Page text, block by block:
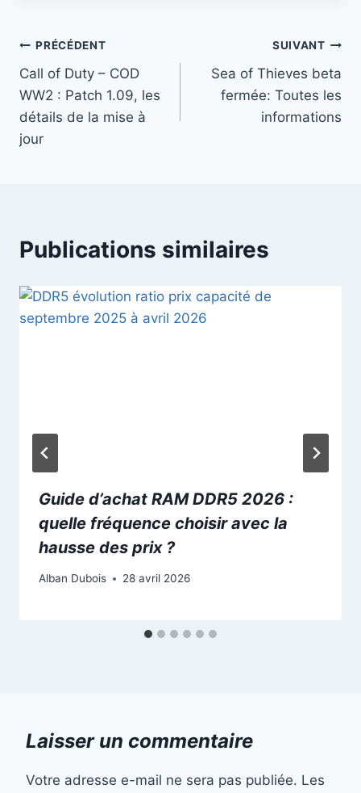
Navigation
de
l’article
PRÉCÉDENT
Call of Duty – COD
WW2 : Patch 1.09, les
détails de la mise à
jour
SUIVANT
Sea of Thieves beta
fermée: Toutes les
informations
Publications similaires
Guide d’achat RAM DDR5 2026 :
quelle fréquence choisir avec la
hausse des prix ?
Alban Dubois 28 avril 2026
Laisser un commentaire
Votre adresse e-mail ne sera pas publiée. Les